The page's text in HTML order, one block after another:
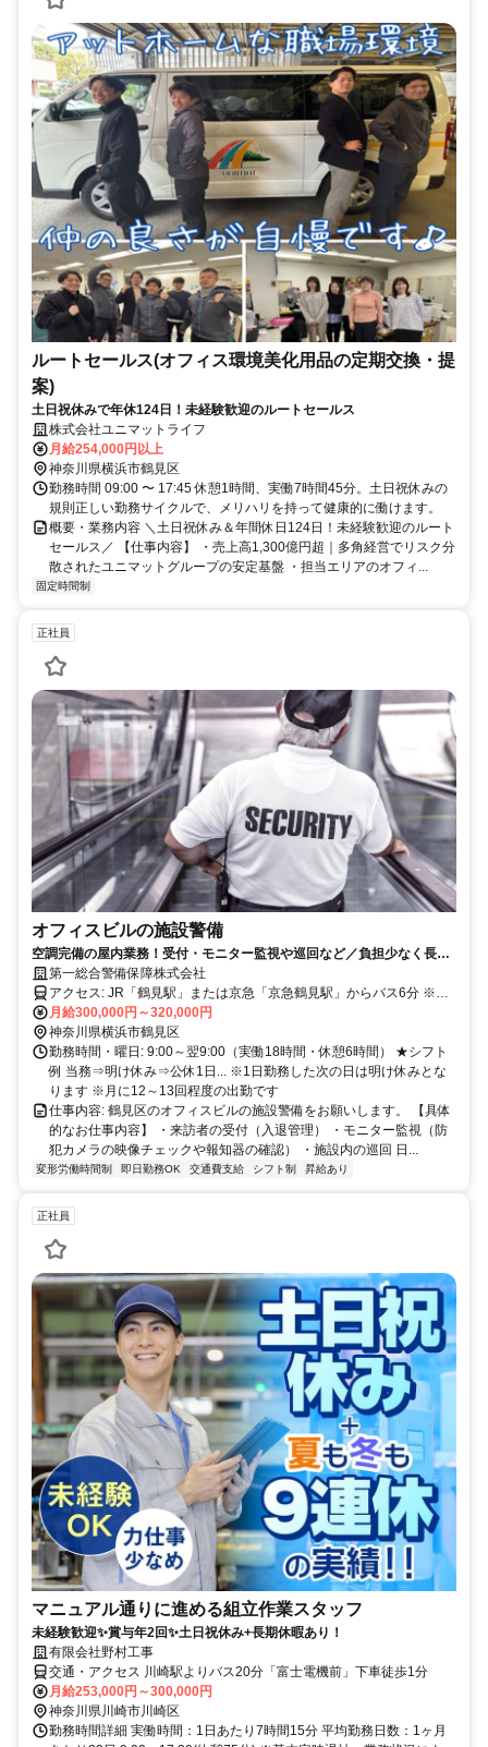
ルートセールス(オフィス環境美化用品の定期交換・提
案)
土日祝休みで年休124日！未経験歓迎のルートセールス
株式会社ユニマットライフ
月給254,000円以上
神奈川県横浜市鶴見区
勤務時間 09:00 〜 17:45 休憩1時間、実働7時間45分。土日祝休みの
規則正しい勤務サイクルで、メリハリを持って健康的に働けます。
概要・業務内容 ＼土日祝休み＆年間休日124日！未経験歓迎のルート
セールス／ 【仕事内容】 ・売上高1,300億円超｜多角経営でリスク分
散されたユニマットグループの安定基盤 ・担当エリアのオフィ...
固定時間制
正社員
オフィスビルの施設警備
空調完備の屋内業務！受付・モニター監視や巡回など／負担少なく長期
的に働けます
第一総合警備保障株式会社
アクセス: JR「鶴見駅」または京急「京急鶴見駅」からバス6分 ※鶴
見駅東口バスターミナル ３番乗場 横浜市営バス 「15系統」（向井町
1丁目経由）鶴見駅前ゆきにて「向井町4丁目」停留所 下車 徒歩1分
横浜市営バス「128系統」ヨコハマアイランドガーデンゆきにて「京
三製作所前」停留所下車 徒歩1分
月給300,000円～320,000円
神奈川県横浜市鶴見区
勤務時間・曜日: 9:00～翌9:00（実働18時間・休憩6時間） ★シフト
例 当務⇒明け休み⇒公休1日... ※1日勤務した次の日は明け休みとな
ります ※月に12～13回程度の出勤です
仕事内容: 鶴見区のオフィスビルの施設警備をお願いします。 【具体
的なお仕事内容】 ・来訪者の受付（入退管理） ・モニター監視（防
犯カメラの映像チェックや報知器の確認） ・施設内の巡回 日...
変形労働時間制 即日勤務OK 交通費支給 シフト制 昇給あり
正社員
マニュアル通りに進める組立作業スタッフ
未経験歓迎✨賞与年2回✨土日祝休み+長期休暇あり！
有限会社野村工事
交通・アクセス 川崎駅よりバス20分「富士電機前」下車徒歩1分
月給253,000円～300,000円
神奈川県川崎市川崎区
勤務時間詳細 実働時間：1日あたり7時間15分 平均勤務日数：1ヶ月